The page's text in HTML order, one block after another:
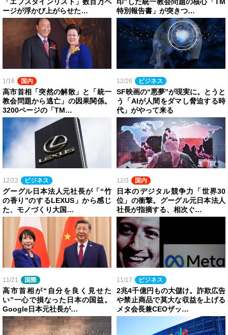
「エプスタインリスト」数百万ペ
ージが浮かび上がらせた…
印”した統一教会問題の核心「TM
特別報告書」が突きつ…
1/16 国内
高市首相「突然の解散」と「統一
教会問題から逃亡」の因果関係。
3200ページの「TM…
12/26 ビジネス
SF映画の“悪夢”が現実に。とうと
う「AIが人間をダマし脅迫する時
代」がやって来る
12/22 ビジネス
グーグル日本法人元社長が「“竹
の香り”のするLEXUS」から感じ
た、モノづくり大国…
12/3 国内
日本のデジタル競争力「世界30
位」の衝撃。グーグル元日本法人
社長が指摘する、相次ぐ…
11/21 国際
高市首相が“自分を良く見せた
い”一心で損なった日本の国益。
Google日本元社長が…
11/17 ビジネス
2兆4千億円もの大儲け。詐欺広告
や禁止商品で莫大な収益を上げる
メタ会長兼CEOザッ…